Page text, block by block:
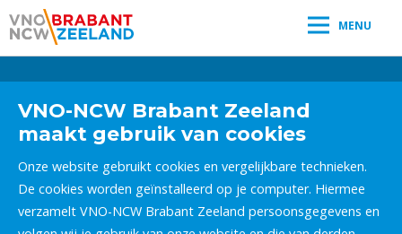
MENU
VNO-NCW Brabant Zeeland
maakt gebruik van cookies
Onze website gebruikt cookies en vergelijkbare technieken.
De cookies worden geïnstalleerd op je computer. Hiermee
verzamelt VNO-NCW Brabant Zeeland persoonsgegevens en